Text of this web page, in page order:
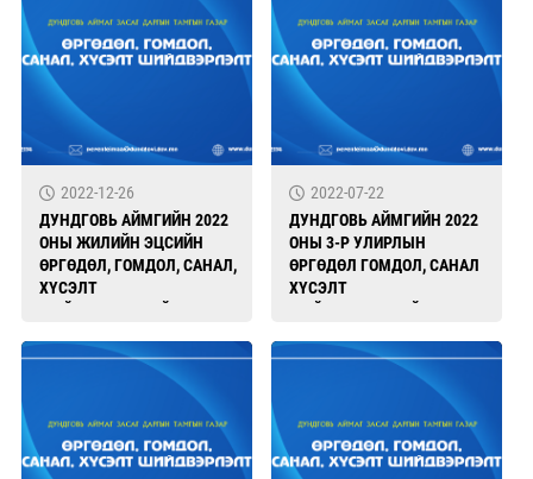
2022-12-26
ДУНДГОВЬ АЙМГИЙН 2022
ОНЫ ЖИЛИЙН ЭЦСИЙН
ӨРГӨДӨЛ, ГОМДОЛ, САНАЛ,
ХҮСЭЛТ
2022-07-22
ДУНДГОВЬ АЙМГИЙН 2022
ОНЫ 3-Р УЛИРЛЫН
ӨРГӨДӨЛ ГОМДОЛ, САНАЛ
ХҮСЭЛТ